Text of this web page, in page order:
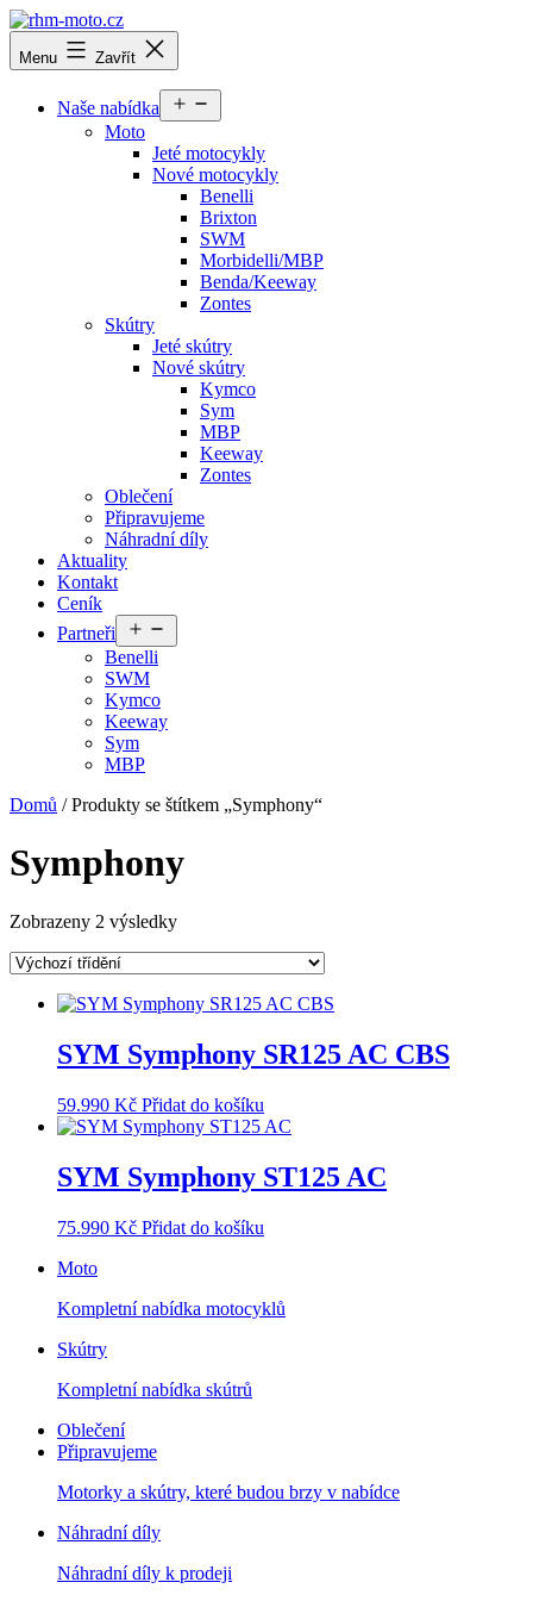
Přejít
k
obsahu
rhm-
moto.cz
Menu Zavřít
Naše nabídka
menu
Moto
Jeté motocykly
Nové motocykly
Benelli
Brixton
SWM
Morbidelli/MBP
Benda/Keeway
Zontes
Skútry
Jeté skútry
Nové skútry
Kymco
Sym
MBP
Keeway
Zontes
Oblečení
Připravujeme
Náhradní díly
Aktuality
Kontakt
Ceník
Partneři
menu
Benelli
SWM
Kymco
Keeway
Sym
MBP
Domů / Produkty se štítkem „Symphony“
Symphony
Zobrazeny 2 výsledky
SYM Symphony SR125 AC CBS
59.990 Kč Přidat do košíku
SYM Symphony ST125 AC
75.990 Kč Přidat do košíku
Moto
Kompletní nabídka motocyklů
Skútry
Kompletní nabídka skútrů
Oblečení
Připravujeme
Motorky a skútry, které budou brzy v nabídce
Náhradní díly
Náhradní díly k prodeji